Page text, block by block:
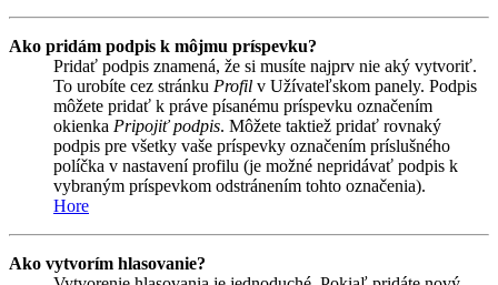
Ako pridám podpis k môjmu príspevku?
Pridať podpis znamená, že si musíte najprv nie aký vytvoriť.
To urobíte cez stránku Profil v Užívateľskom panely. Podpis
môžete pridať k práve písanému príspevku označením
okienka Pripojiť podpis. Môžete taktiež pridať rovnaký
podpis pre všetky vaše príspevky označením príslušného
políčka v nastavení profilu (je možné nepridávať podpis k
vybraným príspevkom odstránením tohto označenia).
Hore
Ako vytvorím hlasovanie?